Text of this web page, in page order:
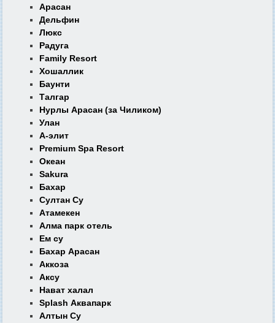
Арасан
Дельфин
Люкс
Радуга
Family Resort
Хошаллик
Баунти
Талгар
Нурлы Арасан (за Чиликом)
Улан
А-элит
Premium Spa Resort
Океан
Sakura
Бахар
Султан Су
Атамекен
Алма парк отель
Ем су
Бахар Арасан
Аккоза
Аксу
Нават халал
Splash Аквапарк
Алтын Су